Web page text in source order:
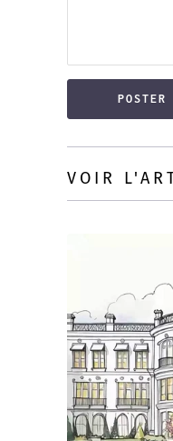
VOIR